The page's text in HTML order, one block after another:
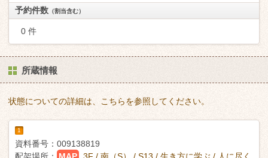
予約件数 （割当含む）
0 件
所蔵情報
状態についての詳細は、こちらを参照してください。
1
資料番号： 009138819
配架場所：
MAP 3F / 南（S） / S13 / 生き方に学ぶ / 人に尽く